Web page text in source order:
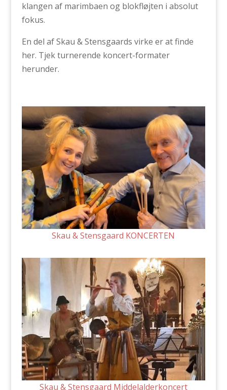
klangen af marimbaen og blokfløjten i absolut
fokus.
En del af Skau & Stensgaards virke er at finde
her. Tjek turnerende koncert-formater
herunder.
Skau & Stensgaard KONCERTEN
Skau & Stensgaard Middelalderkoncert